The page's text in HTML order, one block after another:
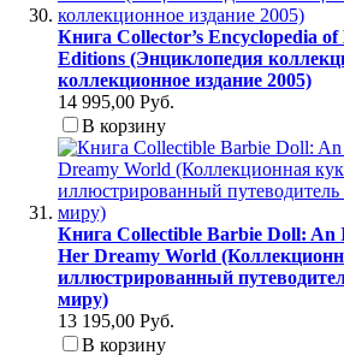
Книга Collector’s Encyclopedia
Editions (Энциклопедия
коллекционное издание 2005)
14 995,00 Руб.
В корзину
Книга Collectible Barbie Doll: An
Her Dreamy World
иллюстрированный
миру)
13 195,00 Руб.
В корзину